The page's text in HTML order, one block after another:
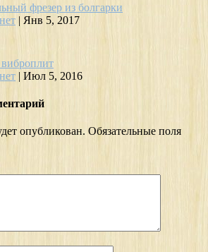
фрезер из болгарки
| Янв 5, 2017
| Июл 5, 2016
опубликован. Обязательные поля